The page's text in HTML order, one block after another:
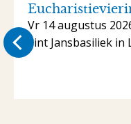
Vr 14 augustus
Sint Jansbasiliek in